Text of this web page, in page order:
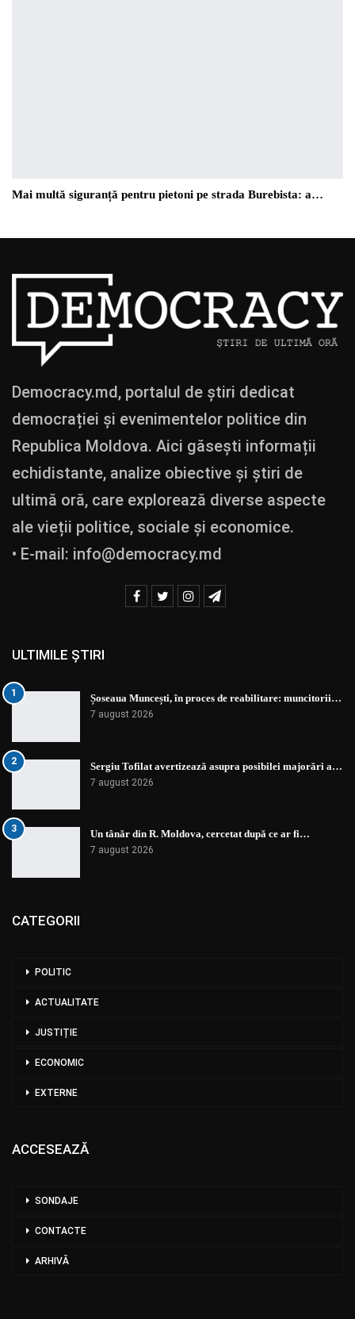
Mai multă siguranță pentru pietoni pe strada Burebista: a…
Democracy.md, portalul de știri dedicat
democrației și evenimentelor politice din
Republica Moldova. Aici găsești informații
echidistante, analize obiective și știri de
ultimă oră, care explorează diverse aspecte
ale vieții politice, sociale și economice.
• E-mail: info@democracy.md
ULTIMILE ȘTIRI
1 Șoseaua Muncești, în proces de reabilitare: muncitorii…
7 august 2026
2 Sergiu Tofilat avertizează asupra posibilei majorări a…
7 august 2026
3 Un tânăr din R. Moldova, cercetat după ce ar fi…
7 august 2026
CATEGORII
POLITIC
ACTUALITATE
JUSTIȚIE
ECONOMIC
EXTERNE
ACCESEAZĂ
SONDAJE
CONTACTE
ARHIVĂ